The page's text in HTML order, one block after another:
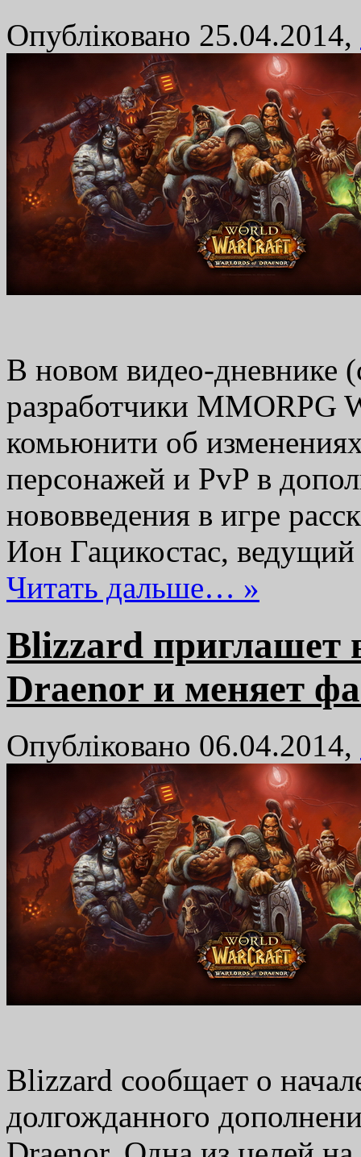
Опубліковано 25.04.2014,
В новом видео-дневнике
разработчики MMORPG
комьюнити об
персонажей и PvP в
нововведения в игре
Ион Гацикостас,
Читать дальше… »
Blizzard приглашет
Draenor и меняет
Опубліковано 06.04.2014,
Blizzard сообщает о
долгожданного